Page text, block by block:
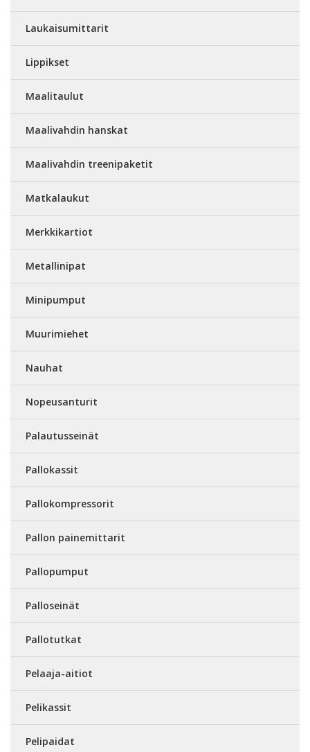
Laukaisumittarit
Lippikset
Maalitaulut
Maalivahdin hanskat
Maalivahdin treenipaketit
Matkalaukut
Merkkikartiot
Metallinipat
Minipumput
Muurimiehet
Nauhat
Nopeusanturit
Palautusseinät
Pallokassit
Pallokompressorit
Pallon painemittarit
Pallopumput
Palloseinät
Pallotutkat
Pelaaja-aitiot
Pelikassit
Pelipaidat